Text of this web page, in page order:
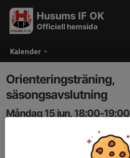
Kalender
Husums IF OK
Officiell hemsida
Orienteringsträning,
säsongsavslutning
Måndag 15 jun, 18:00-19:00